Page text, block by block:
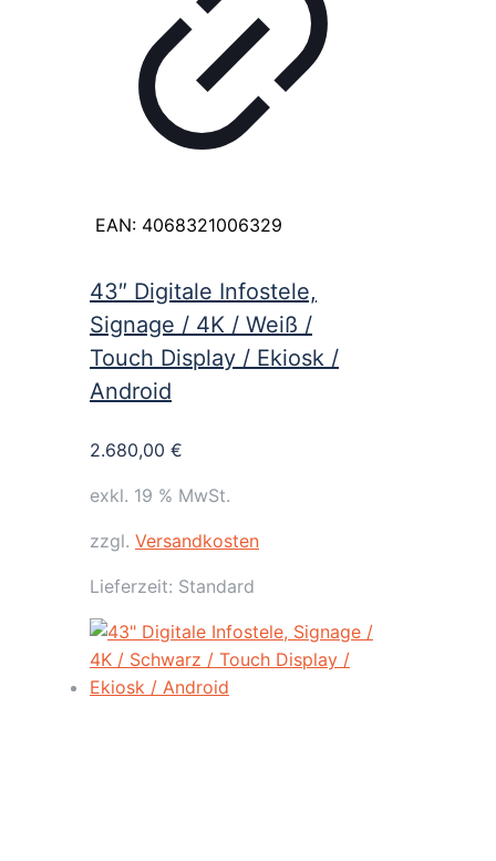
EAN: 4068321006329
43″ Digitale Infostele,
Signage / 4K / Weiß /
Touch Display / Ekiosk /
Android
2.680,00 €
exkl. 19 % MwSt.
zzgl. Versandkosten
Lieferzeit: Standard